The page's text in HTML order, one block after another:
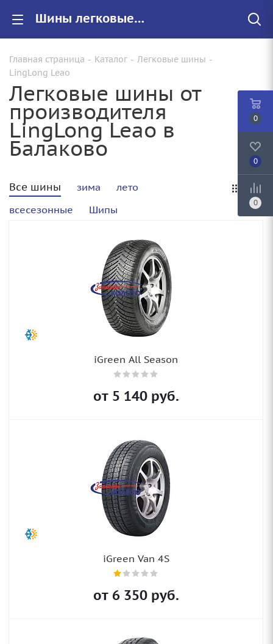
Шины легковые LingLong Leao купить в Балаково, цены на резину LingLong Leao для авто
Главная страница - Каталог - Легковые шины -
LingLong Leao
Легковые шины от
производителя
LingLong Leao в
Балаково
Все шины зима
лето
всесезонные
Шипы
iGreen All Season
от 5 140руб.
iGreen Van 4S
от 6 350руб.
0
0
0